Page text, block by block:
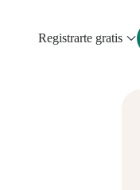
Registrarte gratis